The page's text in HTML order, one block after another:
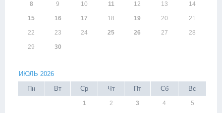
8 9 10 11 12 13 14
15 16 17 18 19 20 21
22 23 24 25 26 27 28
29 30
ИЮЛЬ 2026
Пн
Вт Ср Чт Пт Сб Вс
1 2 3 4 5